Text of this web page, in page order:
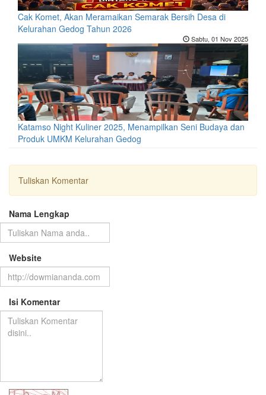
Cak Komet, Akan Meramaikan Semarak Bersih Desa di
Kelurahan Gedog Tahun 2026
Sabtu, 01 Nov 2025
Katamso Night Kuliner 2025, Menampilkan Seni Budaya dan
Produk UMKM Kelurahan Gedog
Tuliskan Komentar
Nama Lengkap
Website
Isi Komentar